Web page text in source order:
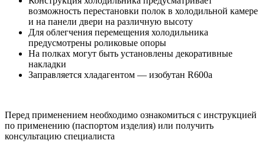
возможность перестановки полок в холодильной камере
и на панели двери на различную высоту
Для облегчения перемещения холодильника
предусмотрены роликовые опоры
На полках могут быть установлены декоративные
накладки
Заправляется хладагентом — изобутан R600a
Перед применением необходимо ознакомиться с инструкцией
по применению (паспортом изделия) или получить
консультацию специалиста